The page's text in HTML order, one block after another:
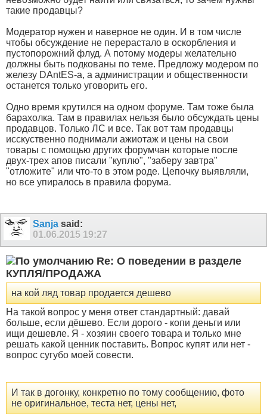
такие продавцы?
Модератор нужен и наверное не один. И в том числе
чтобы обсуждение не перерастало в оскорбления и
пустопорожний флуд. А потому модеры желательно
должны быть подкованы по теме. Предложу модером по
железу DAntES-а, а администрации и общественности
останется только уговорить его.
Одно время крутился на одном форуме. Там тоже была
барахолка. Там в правилах нельзя было обсуждать цены
продавцов. Только ЛС и все. Так вот там продавцы
исскуственно поднимали ажиотаж и цены на свои
товары с помощью других форумчан которые после
двух-трех апов писали "куплю", "заберу завтра"
"отложите" или что-то в этом роде. Цепочку выявляли,
но все упиралось в правила форума.
Sanja said:
01.06.2015 19:27
Re: О поведении в разделе
КУПЛЯ/ПРОДАЖА
на кой ляд товар продается дешево
На такой вопрос у меня ответ стандартный: давай
больше, если дёшево. Если дорого - копи деньги или
ищи дешевле. Я - хозяин своего товара и только мне
решать какой ценник поставить. Вопрос купят или нет -
вопрос сугубо моей совести.
И так в догонку, конкретно по тому сообщению, фото
не оригинальное, теста нет, цены нет,